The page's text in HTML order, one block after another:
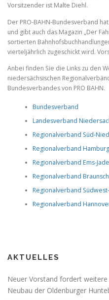
Vorsitzender ist Malte Diehl.
Der PRO-BAHN-Bundesverband
und gibt auch das Magazin „Der
sortierten
vierteljährlich zugeschickt wird.
Anbei finden Sie die Links zu den
niedersächsischen
Bundesverbandes von PRO BAHN.
Bundesverband
Landesverband
Regionalverband Süd-
Regionalverband
Regionalverband Ems-
Regionalverband
Regionalverband
Regionalverband
AKTUELLES
Neuer Vorstand fordert
Neubau der Oldenburger